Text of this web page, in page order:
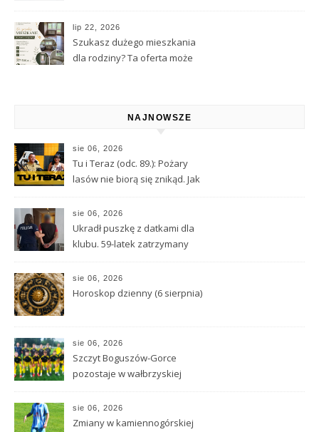
lip 22, 2026
Szukasz dużego mieszkania
dla rodziny? Ta oferta może
NAJNOWSZE
sie 06, 2026
Tu i Teraz (odc. 89.): Pożary
lasów nie biorą się znikąd. Jak
sie 06, 2026
Ukradł puszkę z datkami dla
klubu. 59-latek zatrzymany
sie 06, 2026
Horoskop dzienny (6 sierpnia)
sie 06, 2026
Szczyt Boguszów-Gorce
pozostaje w wałbrzyskiej
sie 06, 2026
Zmiany w kamiennogórskiej